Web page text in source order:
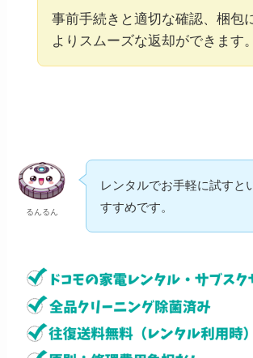
事前手続きと適切な確認、梱包
よりスムーズな返却ができます。
るんるん
レンタルでお手軽に試すと
すすめです。